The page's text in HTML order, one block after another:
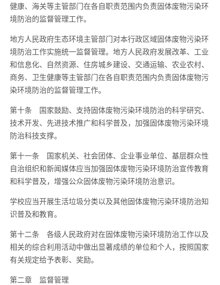
健康、海关等主管部门在各自职责范围内负责固体废物污染环
境防治的监督管理工作。
地方人民政府生态环境主管部门对本行政区域固体废物污染环
境防治工作实施统一监督管理。地方人民政府发展改革、工业
和信息化、自然资源、住房城乡建设、交通运输、农业农村、
商务、卫生健康等主管部门在各自职责范围内负责固体废物污
染环境防治的监督管理工作。
第十条 国家鼓励、支持固体废物污染环境防治的科学研究、
技术开发、先进技术推广和科学普及，加强固体废物污染环境
防治科技支撑。
第十一条 国家机关、社会团体、企业事业单位、基层群众性
自治组织和新闻媒体应当加强固体废物污染环境防治宣传教育
和科学普及，增强公众固体废物污染环境防治意识。
学校应当开展生活垃圾分类以及其他固体废物污染环境防治知
识普及和教育。
第十二条 各级人民政府对在固体废物污染环境防治工作以及
相关的综合利用活动中做出显著成绩的单位和个人，按照国家
有关规定给予表彰、奖励。
第二章 监督管理